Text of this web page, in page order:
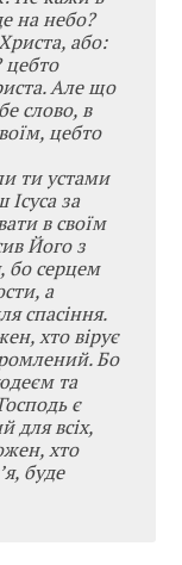
на небо?
або:
цебто
Але що
слово, в
цебто
ти устами
за
в своїм
Його з
бо серцем
а
спасіння.
хто вірує
Бо
та
є
для всіх,
хто
буде